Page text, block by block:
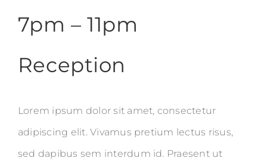
7pm – 11pm
Reception
Lorem ipsum dolor sit amet, consectetur
adipiscing elit. Vivamus pretium lectus risus,
sed dapibus sem interdum id. Praesent ut